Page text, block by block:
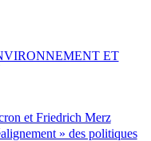
et Friedrich Merz
» des politiques
ET